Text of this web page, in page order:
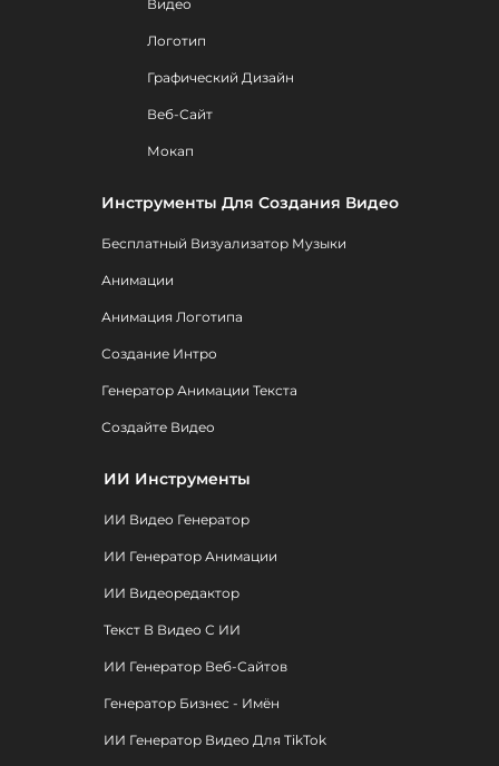
Видео
Логотип
Графический Дизайн
Веб-Сайт
Мокап
Инструменты Для Создания Видео
Бесплатный Визуализатор Музыки
Анимации
Анимация Логотипа
Создание Интро
Генератор Анимации Текста
Создайте Видео
ИИ Инструменты
ИИ Видео Генератор
ИИ Генератор Анимации
ИИ Видеоредактор
Текст В Видео С ИИ
ИИ Генератор Веб-Сайтов
Генератор Бизнес - Имён
ИИ Генератор Видео Для TikTok